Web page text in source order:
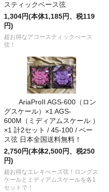
スティックベース弦
1,304円(本体1,185円、税119
円)
超お得なアコースティックべース
弦！
AriaProII AGS-600（ロン
グスケール）×1 AGS-
600M（ミディアムスケール ）
×1 計2セット / 45-100 / ベー
ス弦 日本全国送料無料！
2,750円(本体2,500円、税250
円)
超お得なエレキべーズ弦！ロングス
ケールとミディアムスケールを各1
セットで！